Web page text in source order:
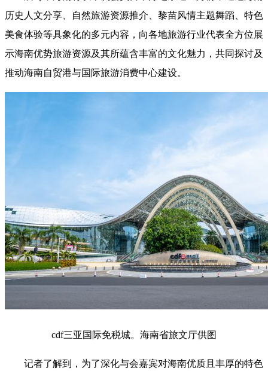
历史人文分享、自然旅游资源推介、黎苗风情主题舞蹈、特色
美食体验等具象化的多元内容，向各地旅游行业代表全方位展
示海南优势旅游资源及其所蕴含丰富的文化魅力，共同探讨及
推动海南自贸港与国际旅游消费中心建设。
cdf三亚国际免税城。海南省旅文厅供图
记者了解到，为了深化与会嘉宾对海南优质且丰厚的特色